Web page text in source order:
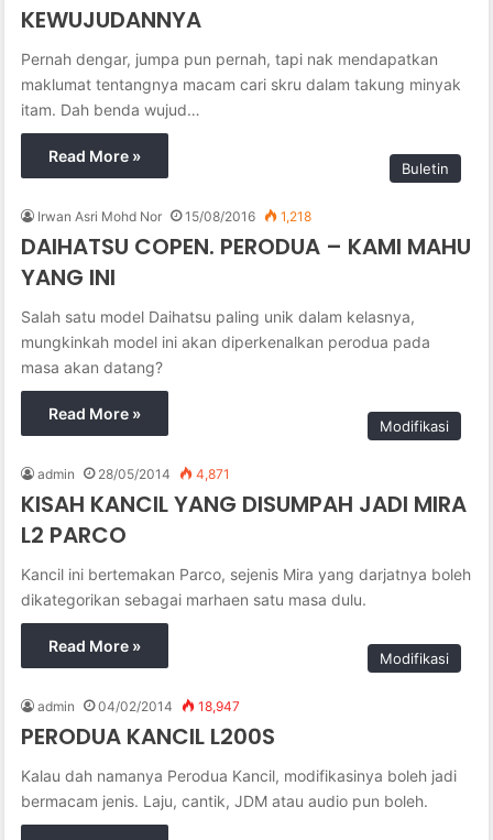
KEWUJUDANNYA
Pernah dengar, jumpa pun pernah, tapi nak mendapatkan
maklumat tentangnya macam cari skru dalam takung minyak
itam. Dah benda wujud…
Read More »
Buletin
Irwan Asri Mohd Nor 15/08/2016 1,218
DAIHATSU COPEN. PERODUA – KAMI MAHU
YANG INI
Salah satu model Daihatsu paling unik dalam kelasnya,
mungkinkah model ini akan diperkenalkan perodua pada
masa akan datang?
Read More »
Modifikasi
admin 28/05/2014 4,871
KISAH KANCIL YANG DISUMPAH JADI MIRA
L2 PARCO
Kancil ini bertemakan Parco, sejenis Mira yang darjatnya boleh
dikategorikan sebagai marhaen satu masa dulu.
Read More »
Modifikasi
admin 04/02/2014 18,947
PERODUA KANCIL L200S
Kalau dah namanya Perodua Kancil, modifikasinya boleh jadi
bermacam jenis. Laju, cantik, JDM atau audio pun boleh.